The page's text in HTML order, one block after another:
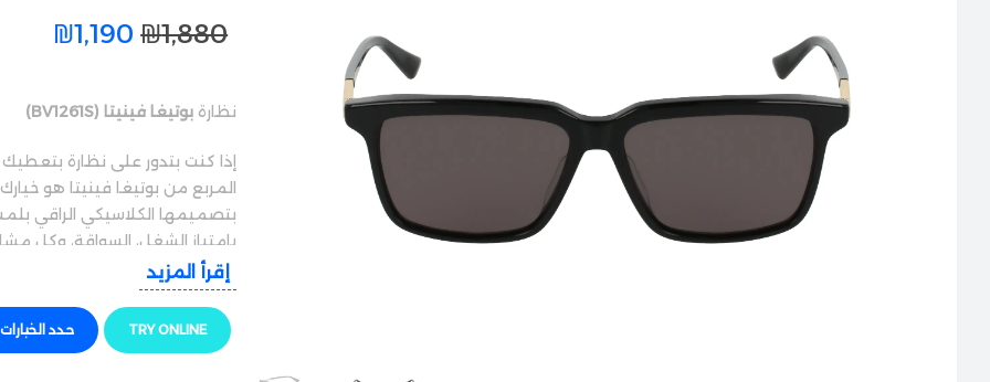
₪1,880
₪1,190
نظارة بوتيغا فينيتا (BV1261S)
إذا كنت بتدور على نظارة
المربع من بوتيغا فينيتا هو
بتصميمها الكلاسيكي الراقي
بامتياز الشغل، السواقة، وكل
الجودة والراحة
النظارة بتيجي بإطار كامل
المتانة وتحمل الاستخدام اليومي
إقرأ المزيد
TRY ONLINE حدد الخيارات